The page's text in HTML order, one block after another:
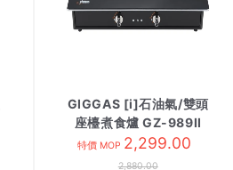
GIGGAS [i]石油氣/雙頭
座檯煮食爐 GZ-989II
LPG 黑玻璃
特價 MOP 2,299.00
2,880.00